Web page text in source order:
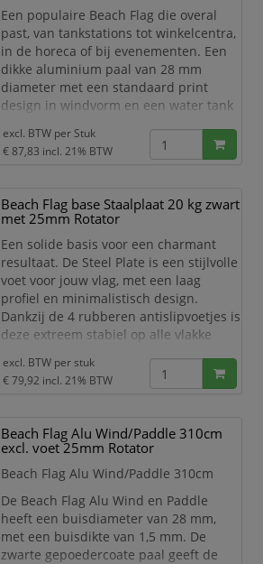
Een populaire Beach Flag die overal
past, van tankstations tot winkelcentra,
in de horeca of bij evenementen. Een
dikke aluminium paal van 28 mm
diameter met een standaard print
design in windvorm en een water tank
jouw gelegenheid. Een mooie vlag voor
jouw binnen- en buitenreclame.
print "open" en water tank voet
Meest populaire Beach Flag
excl. BTW per Stuk
€ 87,83 incl. 21% BTW
Beach Flag base Staalplaat 20 kg zwart
met 25mm Rotator
Een solide basis voor een charmant
resultaat. De Steel Plate is een stijlvolle
voet voor jouw vlag, met een laag
profiel en minimalistisch design.
Dankzij de 4 rubberen antislipvoetjes is
deze extreem stabiel op alle vlakke
voor jou zeer eenvoudig om de
staalplaat te vervoeren. De 20 KG
vlaggen tot 5 m hoog.
De rotator van de Beachflag voet heeft
een diameter van 25 mm en
excl. BTW perstuk
€ 79,92 incl. 21% BTW
Beach Flag Alu Wind/Paddle 310cm
excl. voet 25mm Rotator
Beach Flag Alu Wind/Paddle 310cm
De Beach Flag Alu Wind en Paddle
heeft een buisdiameter van 28 mm,
met een buisdikte van 1,5 mm. De
zwarte gepoedercoate paal geeft de